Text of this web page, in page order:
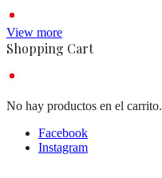
View more
Shopping Cart
No hay productos en el carrito.
Facebook
Instagram